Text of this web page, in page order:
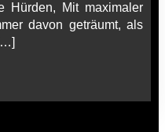
Hürden, Mit maximaler
davon geträumt, als